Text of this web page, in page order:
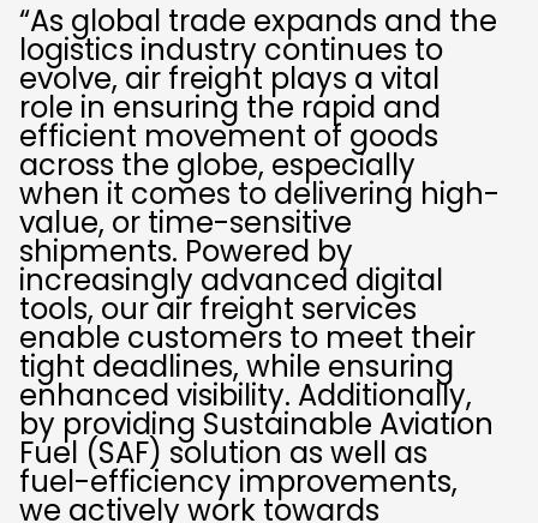
“As global trade expands and the
logistics industry continues to
evolve, air freight plays a vital
role in ensuring the rapid and
efficient movement of goods
across the globe, especially
when it comes to delivering high-
value, or time-sensitive
shipments. Powered by
increasingly advanced digital
tools, our air freight services
enable customers to meet their
tight deadlines, while ensuring
enhanced visibility. Additionally,
by providing Sustainable Aviation
Fuel (SAF) solution as well as
fuel-efficiency improvements,
we actively work towards